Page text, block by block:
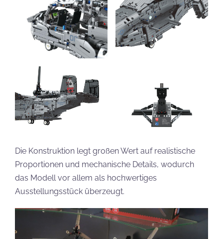
Die Konstruktion legt großen Wert auf realistische
Proportionen und mechanische Details, wodurch
das Modell vor allem als hochwertiges
Ausstellungsstück überzeugt.